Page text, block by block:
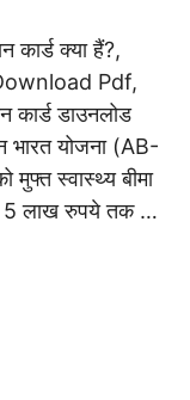
क्या हैं?,
Pdf,
कार्ड डाउनलोड
भारत योजना (AB-
मुफ्त स्वास्थ्य बीमा
5 लाख रुपये तक …